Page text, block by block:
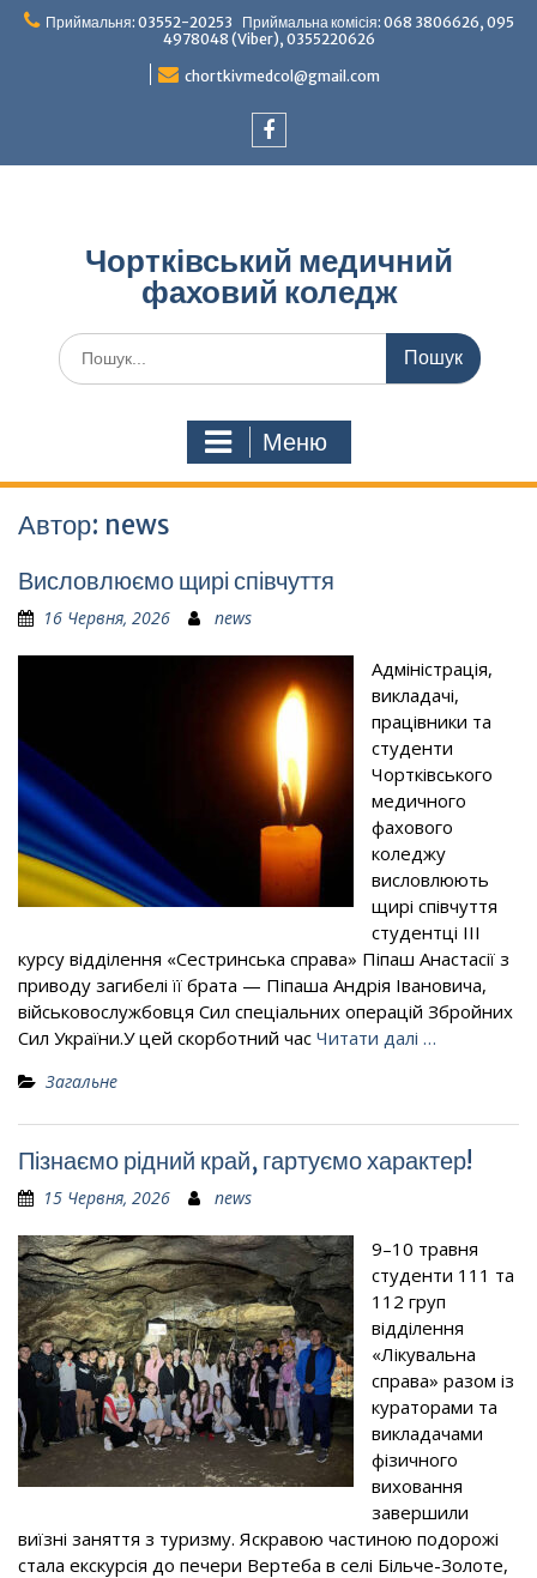
ПерейтиПриймальня: 03552-20253 Приймальна комісія: 068 3806626, 095
4978048 (Viber), 0355220626
chortkivmedcol@gmail.com
Чортківський медичний
фаховий коледж
Шукати:
Меню
Автор: news
Висловлюємо щирі співчуття
16 Червня, 2026 news
Адміністрація,
викладачі,
працівники та
студенти
Чортківського
медичного
фахового
коледжу
висловлюють
щирі співчуття
студентці ІІІ
курсу відділення «Сестринська справа» Піпаш Анастасії з
приводу загибелі її брата — Піпаша Андрія Івановича,
військовослужбовця Сил спеціальних операцій Збройних
Сил України.У цей скорботний час Читати далі …
Загальне
Пізнаємо рідний край, гартуємо характер!
15 Червня, 2026 news
9–10 травня
студенти 111 та
112 груп
відділення
«Лікувальна
справа» разом із
кураторами та
викладачами
фізичного
виховання
завершили
виїзні заняття з туризму. Яскравою частиною подорожі
стала екскурсія до печери Вертеба в селі Більче-Золоте,